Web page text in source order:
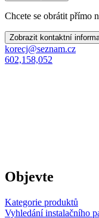
Chcete se obrátit přímo
Zobrazit kontaktní
korecj@seznam.cz
602,158,052
Objevte
Kategorie produktů
Vyhledání instalačního